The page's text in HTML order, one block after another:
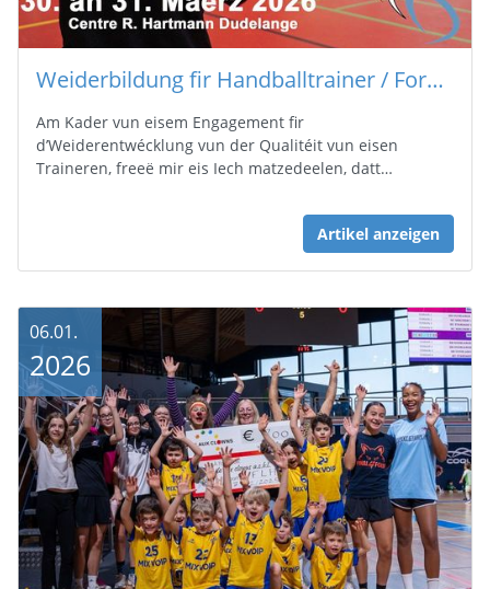
Weiderbildung fir Handballtrainer / Formation continue pour entraîneurs de handball
Am Kader vun eisem Engagement fir
d’Weiderentwécklung vun der Qualitéit vun eisen
Traineren, freeë mir eis Iech matzedeelen, datt…
Artikel anzeigen
06.01.
2026